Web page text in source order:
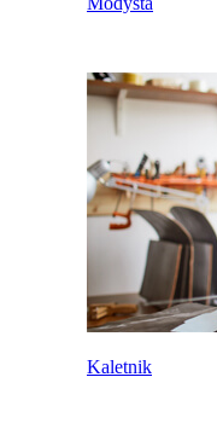
Kaletnik